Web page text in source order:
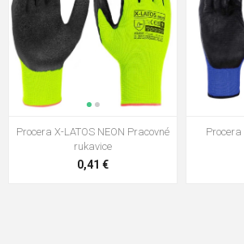
Procera X-LATOS NEON Pracovné
rukavice
0,41 €
Procera